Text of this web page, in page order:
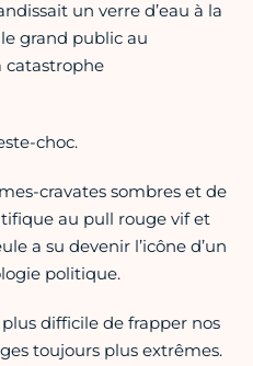
un verre d’eau à la
grand public au
catastrophe
choc.
cravates sombres et de
au pull rouge vif et
a su devenir l’icône d’un
politique.
difficile de frapper nos
toujours plus extrêmes.